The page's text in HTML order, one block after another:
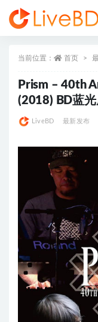
当前位置： 首页
Prism – 40th
(2018) BD蓝
LiveBD 最新发布